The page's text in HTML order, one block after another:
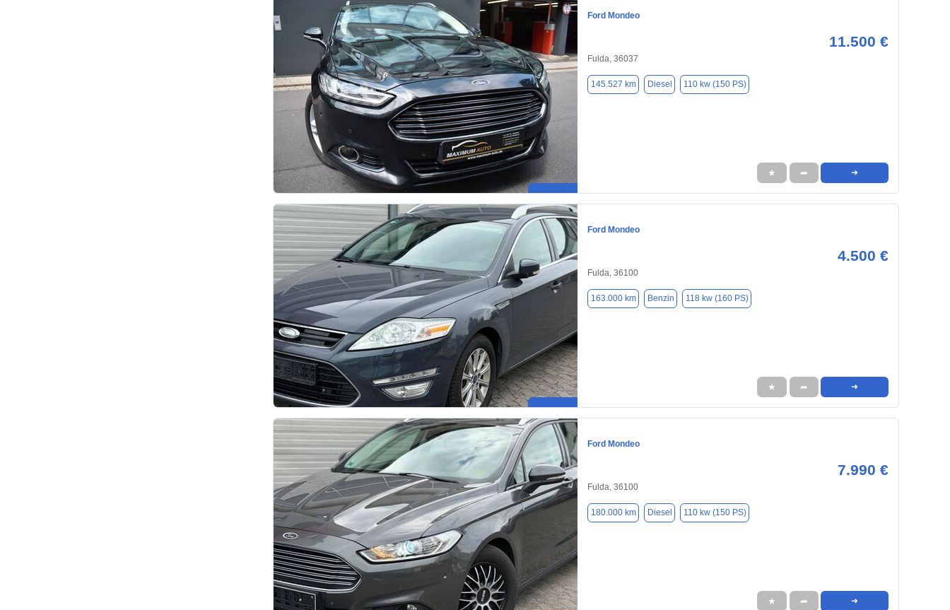
Ford Mondeo
11.500 €
Fulda, 36037
145.527 km Diesel 110 kw (150 PS)
★ ➦ ➜
Ford Mondeo
4.500 €
Fulda, 36100
163.000 km Benzin 118 kw (160 PS)
★ ➦ ➜
Ford Mondeo
7.990 €
Fulda, 36100
180.000 km Diesel 110 kw (150 PS)
★ ➦ ➜